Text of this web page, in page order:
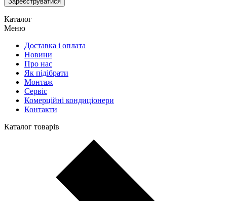
Каталог
Меню
Доставка і оплата
Новини
Про нас
Як підібрати
Монтаж
Сервіс
Комерційні кондиціонери
Контакти
Каталог товарів